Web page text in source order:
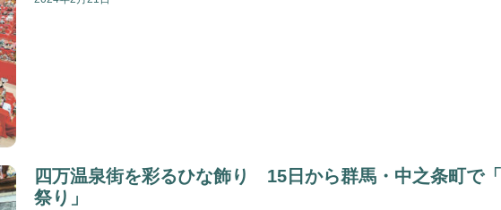
四万温泉街を彩るひな飾り 15日から群馬・中之条町で
祭り」